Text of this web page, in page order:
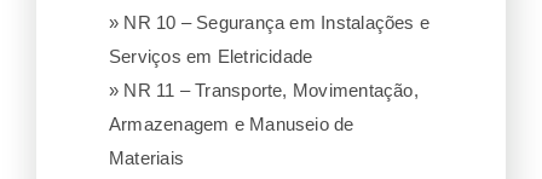
» NR 10 – Segurança em Instalações e
Serviços em Eletricidade
» NR 11 – Transporte, Movimentação,
Armazenagem e Manuseio de
Materiais